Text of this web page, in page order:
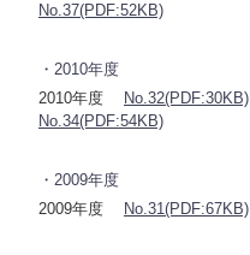
No.37(PDF:52KB)
・2010年度
2010年度
No.32(PDF:30KB)
No.34(PDF:54KB)
・2009年度
2009年度
No.31(PDF:67KB)